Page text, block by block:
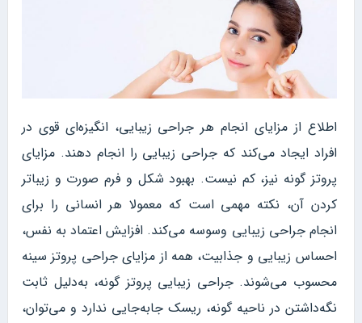
اطلاع از مزایای انجام هر جراحی زیبایی، انگیزه‌ای قوی در
افراد ایجاد می‌کند که جراحی زیبایی را انجام دهند. مزایای
پروتز گونه نیز، کم نیست. بهبود شکل و فرم صورت و زیباتر
کردن آن، نکته مهمی است که معمولا هر انسانی را برای
انجام جراحی زیبایی وسوسه می‌کند. افزایش اعتماد به نفس،
احساس زیبایی و جذابیت، همه از مزایای جراحی پروتز سینه
محسوب می‌شوند. جراحی زیبایی پروتز گونه، به‌دلیل ثابت
نگه‌داشتن در ناحیه گونه، ریسک جابه‌جایی ندارد و می‌توان،